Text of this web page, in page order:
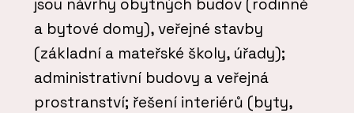
jsou návrhy obytných budov (rodinné
a bytové domy), veřejné stavby
(základní a mateřské školy, úřady);
administrativní budovy a veřejná
prostranství; řešení interiérů (byty,